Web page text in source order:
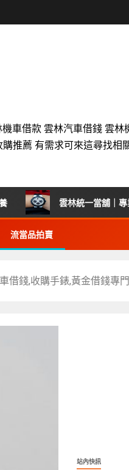
車借款 雲林汽車借錢 雲
推薦 有需求可來這尋找
雲林統一當舖｜專業收購手錶
流當品拍賣
借錢,收購手錶,黃金借錢專
站內快訊